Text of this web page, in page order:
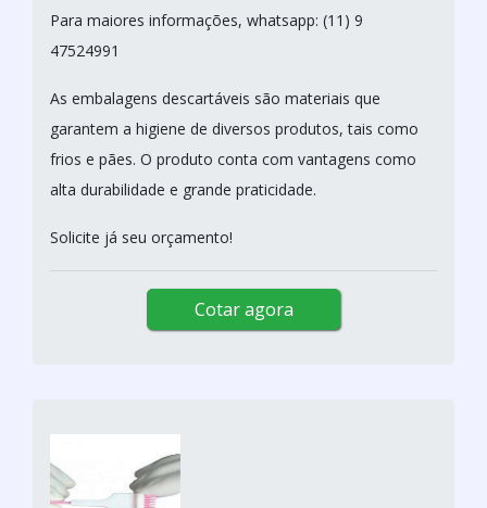
Para maiores informações, whatsapp: (11) 9
47524991
As embalagens descartáveis são materiais que
garantem a higiene de diversos produtos, tais como
frios e pães. O produto conta com vantagens como
alta durabilidade e grande praticidade.
Solicite já seu orçamento!
Cotar agora